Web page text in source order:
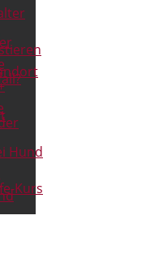
Hund
Kurs